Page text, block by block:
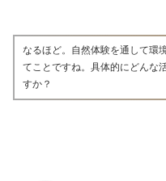
なるほど。自然体験を通して環
てことですね。具体的にどんな
すか？